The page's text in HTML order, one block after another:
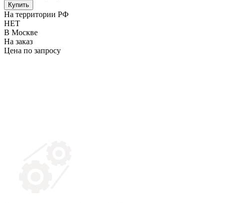
Купить
На территории РФ
НЕТ
В Москве
На заказ
Цена по запросу